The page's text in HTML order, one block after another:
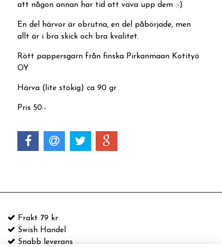
att någon annan har tid att väva upp dem :-)
En del härvor är obrutna, en del påbörjade, men
allt är i bra skick och bra kvalitet.
Rött pappersgarn från finska Pirkanmaan Kotityö
OY
Härva (lite stökig) ca 90 gr
Pris 50:-
Frakt 79 kr
Swish Handel
Snabb leverans